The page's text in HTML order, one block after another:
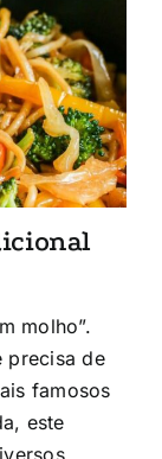
molho”.
precisa de
famosos
este